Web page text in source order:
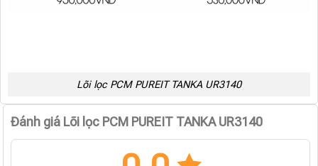
Lõi lọc PCM PUREIT TANKA UR3140
Đánh giá Lõi lọc PCM PUREIT TANKA UR3140